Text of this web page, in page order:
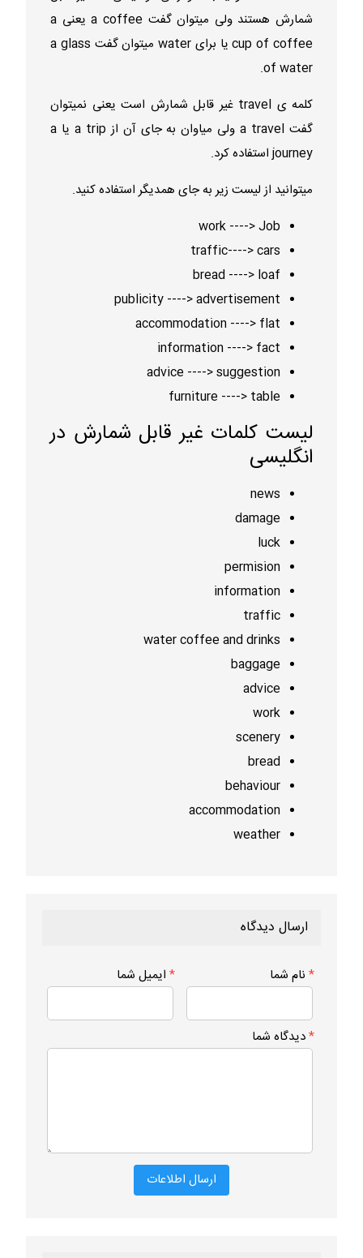
شمارش هستند ولی میتوان گفت a coffee یعنی a
cup of coffee یا برای water میتوان گفت a glass
of water.
کلمه ی travel غیر قابل شمارش است یعنی نمیتوان
گفت a travel ولی میاوان به جای آن از a trip یا a
journey استفاده کرد.
میتوانید از لیست زیر به جای همدیگر استفاده کنید.
work ----> Job
traffic----> cars
bread ----> loaf
publicity ----> advertisement
accommodation ----> flat
information ----> fact
advice ----> suggestion
furniture ----> table
لیست کلمات غیر قابل شمارش در
انگلیسی
news
damage
luck
permision
information
traffic
water coffee and drinks
baggage
advice
work
scenery
bread
behaviour
accommodation
weather
ارسال دیدگاه
* نام شما *ایمیل شما
*دیدگاه شما